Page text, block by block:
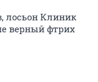
лосьон Клиник
верный фтрих